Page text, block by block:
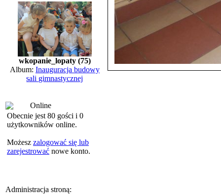
wkopanie_lopaty (75)
Album: Inauguracja budowy
sali gimnastycznej
Online
Obecnie jest 80 gości i 0
użytkowników online.
Możesz zalogować się lub
zarejestrować nowe konto.
Administracja stroną: